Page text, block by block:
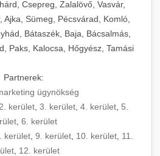
Csepreg, Zalalövő, Vasvár,
Ajka, Sümeg, Pécsvárad, Komló,
Bátaszék, Baja, Bácsalmás,
Paks, Kalocsa, Hőgyész, Tamási
Partnerek:
ügynökség
2. kerület 3. kerület 4. kerület 5.
6. kerület
kerület, 9. kerület, 10. kerület, 11.
12. kerület